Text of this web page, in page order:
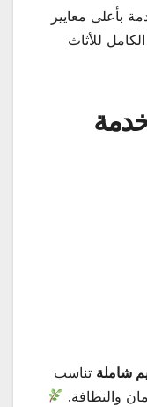
بأعلى معايير
للأثاث
شاملة تناسب
والنظافة.